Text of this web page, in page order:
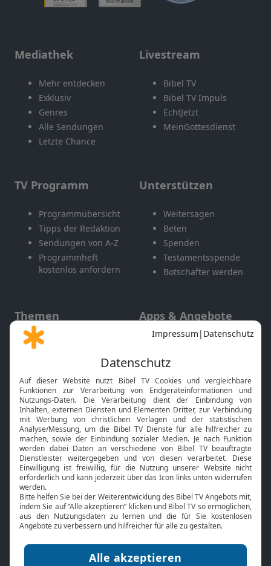
Mediathek
Mehr entdecken
Exklusiv
Genres
Alle Sendungen
Letzte Chance
Livestream
Bibel TV
Bibel TV Impuls
EchtJetzt
MeinGottesdienst
TV Programm
Programmübersicht
Tipps der Redaktion
Sendungen von A-Z
Programmheft
kostenlos anfordern
Unterstützen
Weitersagen
Beten
Spenden
Testamentsspende
Botschafter werden
Themen
Gott und Bibel erklärt
Neuigkeiten
Apps & Angebote
Mobile App
Smart TV
HbbTV
Bibelthek Online-Bibel
Nächster Gottesdienst
Bibel TV
Über uns
Jobs
Mediadaten
Service
Kontakt
TV-Empfang